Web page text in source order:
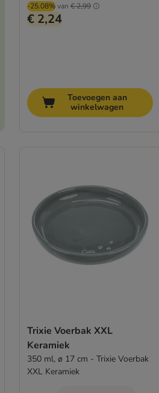
-25.08% van € 2,99
€ 2,24
Toevoegen aan
winkelwagen
Trixie Voerbak XXL
Keramiek
350 ml, ø 17 cm - Trixie Voerbak
XXL Keramiek